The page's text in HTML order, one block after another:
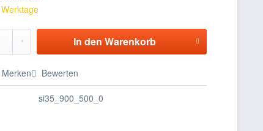
In den Warenkorb
Merken Bewerten
si35_900_500_0